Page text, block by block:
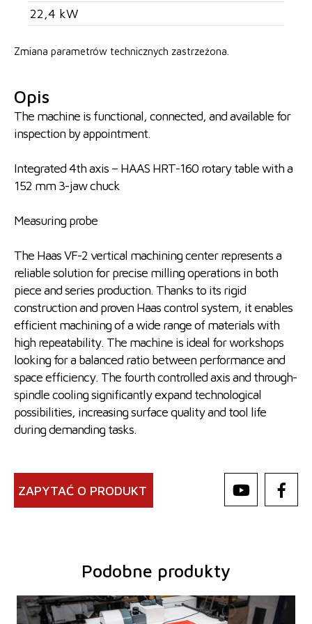
22,4 kW
Zmiana parametrów technicznych zastrzeżona.
Opis
The machine is functional, connected, and available for
inspection by appointment.
Integrated 4th axis – HAAS HRT-160 rotary table with a
152 mm 3-jaw chuck
Measuring probe
The Haas VF-2 vertical machining center represents a
reliable solution for precise milling operations in both
piece and series production. Thanks to its rigid
construction and proven Haas control system, it enables
efficient machining of a wide range of materials with
high repeatability. The machine is ideal for workshops
looking for a balanced ratio between performance and
space efficiency. The fourth controlled axis and through-
spindle cooling significantly expand technological
possibilities, increasing surface quality and tool life
during demanding tasks.
ZAPYTAĆ O PRODUKT
Podobne produkty
Rok produkcji:
2025
System sterowania
tak